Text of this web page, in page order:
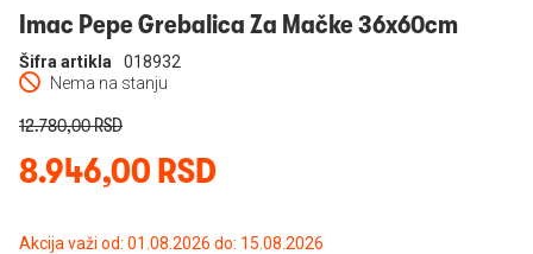
Imac Pepe Grebalica Za Mačke 36x60cm
Nema na stanju
Šifra artikla 018932
8.946,00 RSD
12.780,00 RSD
Akcija važi od: 01.08.2026 do: 15.08.2026